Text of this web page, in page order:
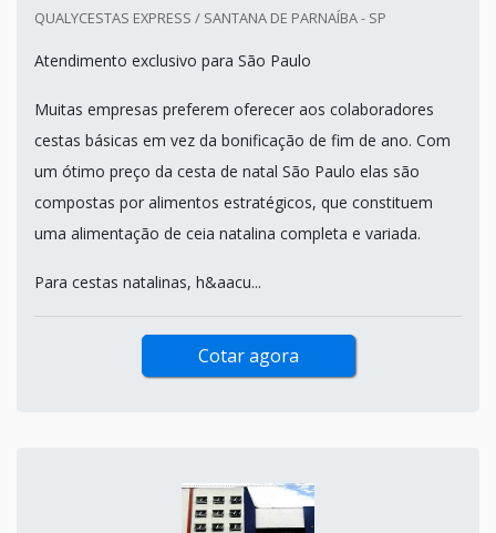
QUALYCESTAS EXPRESS / SANTANA DE PARNAÍBA - SP
Atendimento exclusivo para São Paulo
Muitas empresas preferem oferecer aos colaboradores
cestas básicas em vez da bonificação de fim de ano. Com
um ótimo preço da cesta de natal São Paulo elas são
compostas por alimentos estratégicos, que constituem
uma alimentação de ceia natalina completa e variada.
Para cestas natalinas, h&aacu...
Cotar agora